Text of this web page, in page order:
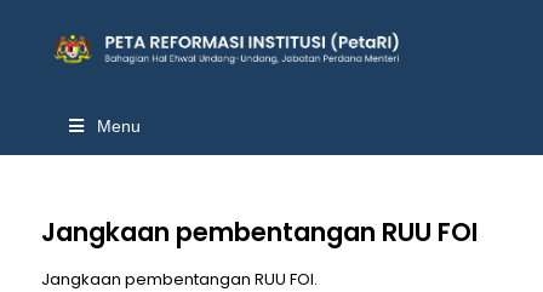
Menu
Jangkaan pembentangan RUU FOI
Jangkaan pembentangan RUU FOI.